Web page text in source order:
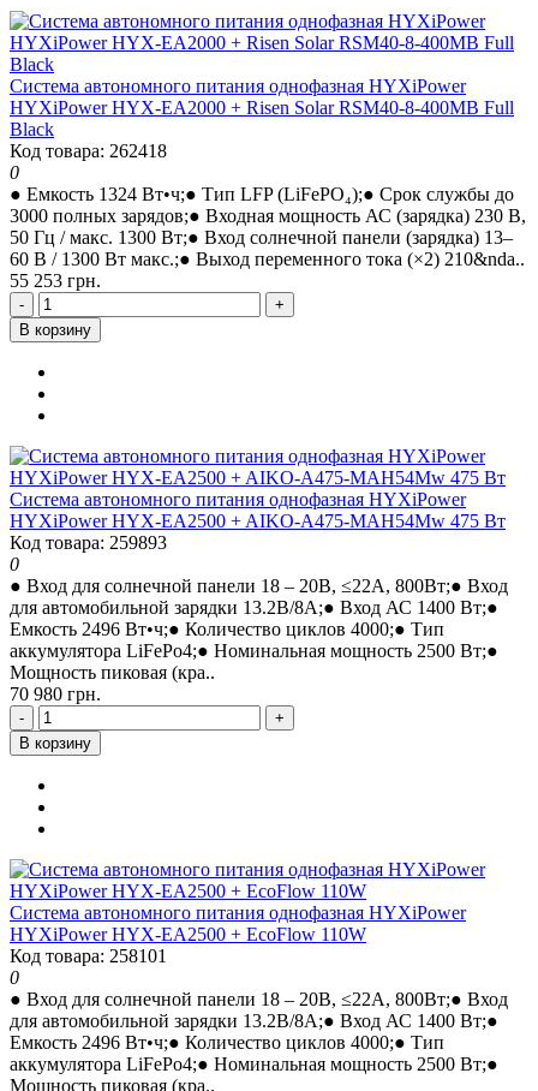
Система автономного питания однофазная HYXiPower
HYXiPower HYX-EA2000 + Risen Solar RSM40-8-400MB Full
Black
Код товара: 262418
0
● Емкость 1324 Вт•ч;● Тип LFP (LiFePO₄);● Срок службы до
3000 полных зарядов;● Входная мощность АС (зарядка) 230 В,
50 Гц / макс. 1300 Вт;● Вход солнечной панели (зарядка) 13–
60 В / 1300 Вт макс.;● Выход переменного тока (×2) 210&nda..
55 253 грн.
-
+
В корзину
Система автономного питания однофазная HYXiPower
HYXiPower HYX-EA2500 + AIKO-A475-MAH54Mw 475 Вт
Код товара: 259893
0
● Вход для солнечной панели 18 – 20В, ≤22A, 800Вт;● Вход
для автомобильной зарядки 13.2В/8A;● Вход АС 1400 Вт;●
Емкость 2496 Вт•ч;● Количество циклов 4000;● Тип
аккумулятора LiFePo4;● Номинальная мощность 2500 Вт;●
Мощность пиковая (кра..
70 980 грн.
-
+
В корзину
Система автономного питания однофазная HYXiPower
HYXiPower HYX-EA2500 + EcoFlow 110W
Код товара: 258101
0
● Вход для солнечной панели 18 – 20В, ≤22A, 800Вт;● Вход
для автомобильной зарядки 13.2В/8A;● Вход АС 1400 Вт;●
Емкость 2496 Вт•ч;● Количество циклов 4000;● Тип
аккумулятора LiFePo4;● Номинальная мощность 2500 Вт;●
Мощность пиковая (кра..